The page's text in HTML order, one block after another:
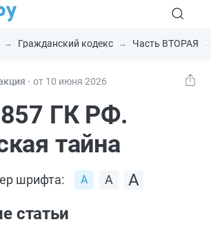
Гражданский кодекс Часть ВТОРАЯ
⸱ от 10 июня 2026
ГК РФ.
тайна
шрифта:
статьи